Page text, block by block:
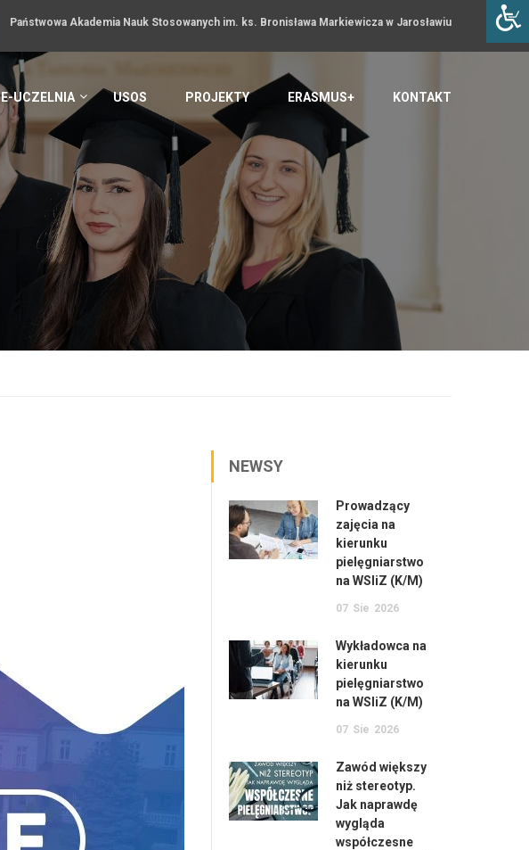
Państwowa Akademia Nauk Stosowanych im. ks. Bronisława Markiewicza w Jarosławiu
E-UCZELNIA USOS PROJEKTY ERASMUS+ KONTAKT
NEWSY
Prowadzący
zajęcia na
kierunku
pielęgniarstwo
na WSIiZ (K/M)
07 Sie 2026
Wykładowca na
kierunku
pielęgniarstwo
na WSIiZ (K/M)
07 Sie 2026
Zawód większy
niż stereotyp.
Jak naprawdę
wygląda
współczesne